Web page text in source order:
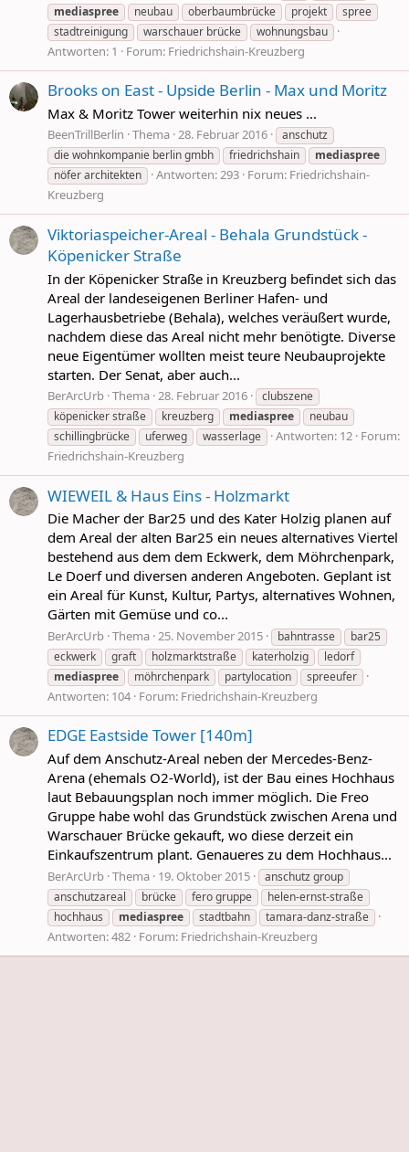
mediaspree
neubau oberbaumbrücke projekt
spree
stadtreinigung
warschauer brücke wohnungsbau
Antworten: 1 Forum: Friedrichshain-Kreuzberg
Brooks on East - Upside Berlin - Max und Moritz
Max & Moritz Tower weiterhin nix neues ...
BeenTrillBerlin Thema 28. Februar 2016
anschutz
die wohnkompanie berlin gmbh
friedrichshain
mediaspree
nöfer architekten
Antworten: 293 Forum: Friedrichshain-
Kreuzberg
Viktoriaspeicher-Areal - Behala Grundstück -
Köpenicker Straße
In der Köpenicker Straße in Kreuzberg befindet sich das
Areal der landeseigenen Berliner Hafen- und
Lagerhausbetriebe (Behala), welches veräußert wurde,
nachdem diese das Areal nicht mehr benötigte. Diverse
neue Eigentümer wollten meist teure Neubauprojekte
starten. Der Senat, aber auch...
BerArcUrb Thema 28. Februar 2016
clubszene
köpenicker straße
kreuzberg mediaspree
neubau
schillingbrücke
uferweg wasserlage Antworten: 12 Forum:
Friedrichshain-Kreuzberg
WIEWEIL & Haus Eins - Holzmarkt
Die Macher der Bar25 und des Kater Holzig planen auf
dem Areal der alten Bar25 ein neues alternatives Viertel
bestehend aus dem dem Eckwerk, dem Möhrchenpark,
Le Doerf und diversen anderen Angeboten. Geplant ist
ein Areal für Kunst, Kultur, Partys, alternatives Wohnen,
Gärten mit Gemüse und co...
BerArcUrb Thema 25. November 2015 bahntrasse
bar25
eckwerk
graft holzmarktstraße katerholzig
ledorf
mediaspree
möhrchenpark partylocation spreeufer
Antworten: 104 Forum: Friedrichshain-Kreuzberg
EDGE Eastside Tower [140m]
Auf dem Anschutz-Areal neben der Mercedes-Benz-
Arena (ehemals O2-World), ist der Bau eines Hochhaus
laut Bebauungsplan noch immer möglich. Die Freo
Gruppe habe wohl das Grundstück zwischen Arena und
Warschauer Brücke gekauft, wo diese derzeit ein
Einkaufszentrum plant. Genaueres zu dem Hochhaus...
BerArcUrb Thema 19. Oktober 2015
anschutz group
anschutzareal
brücke fero gruppe
helen-ernst-straße
hochhaus
mediaspree stadtbahn tamara-danz-straße
Antworten: 482 Forum: Friedrichshain-Kreuzberg